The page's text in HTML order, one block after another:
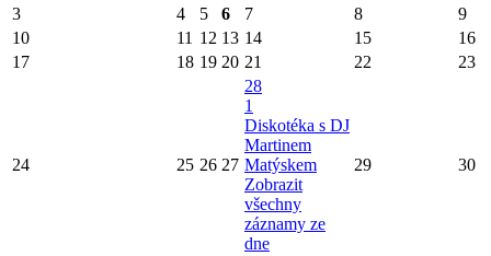
3 4 5 6 7 8
9
10
11 12 13 14 15
16
17
18 19 20 21 22 23
24 25 26 27
28
1
Diskotéka s DJ
Martinem
Matýskem
Zobrazit
všechny
záznamy ze
dne
29 30